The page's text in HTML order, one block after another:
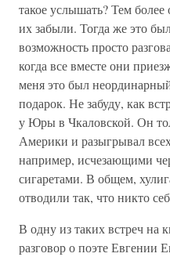
такое услышать? Тем более
их забыли. Тогда же это
возможность просто
когда все вместе они
меня это был
подарок. Не забуду, как
у Юры в Чкаловской. Он
Америки и разыгрывал
например, исчезающими
сигаретами. В общем,
отводили так, что никто
В одну из таких встреч на
разговор о поэте Евгении